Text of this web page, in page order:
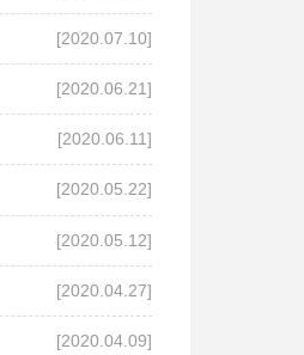
[2020.07.10]
[2020.06.21]
[2020.06.11]
[2020.05.22]
[2020.05.12]
[2020.04.27]
[2020.04.09]